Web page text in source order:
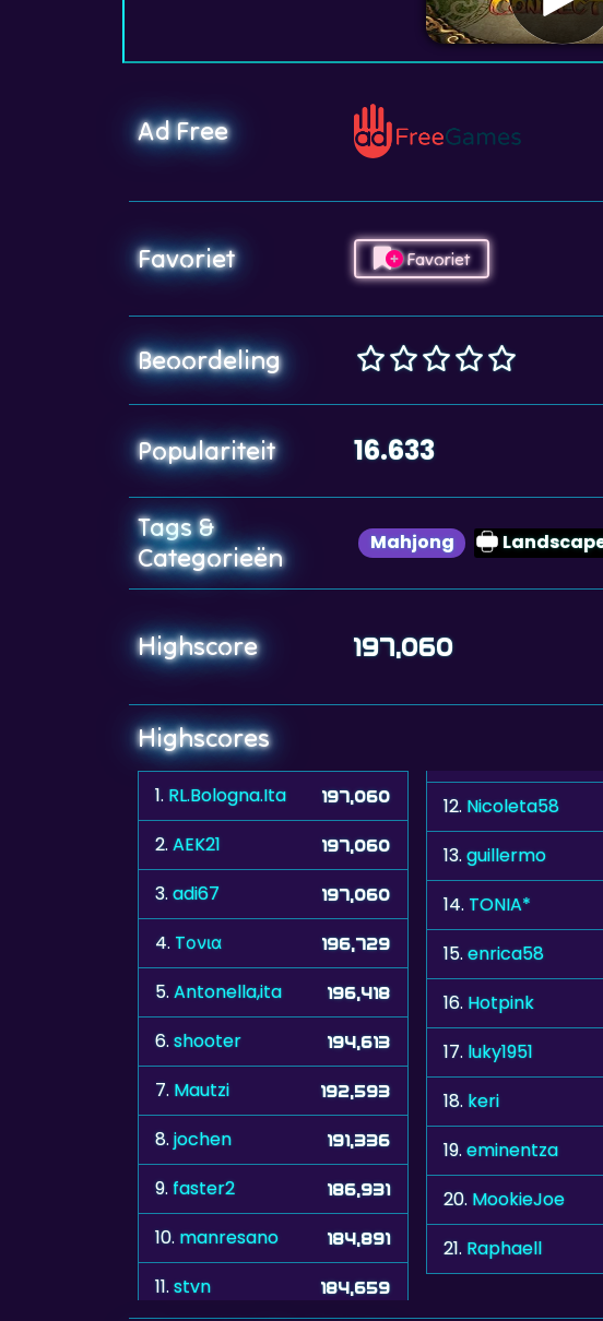
Ad Free
Favoriet Favoriet
Beoordeling
Populariteit 16.633
Tags &
Categorieën
Mahjong
Highscore 197,060
Highscores
1. RL.Bologna.Ita 197,060
2.AEK21 197,060
3.adi67 197,060
4. Tονια 196,729
5.Antonella,ita 196,418
6.shooter 194,613
7. Mautzi 192,593
8.jochen 191,336
9.faster2 186,931
10. manresano 184,891
11.stvn 184,659
12. Nicoleta58
13.guillermo
14. TONIA*
15.enrica58
16. Hotpink
17. luky1951
18. keri
19.eminentza
20. MookieJoe
21. Raphaell